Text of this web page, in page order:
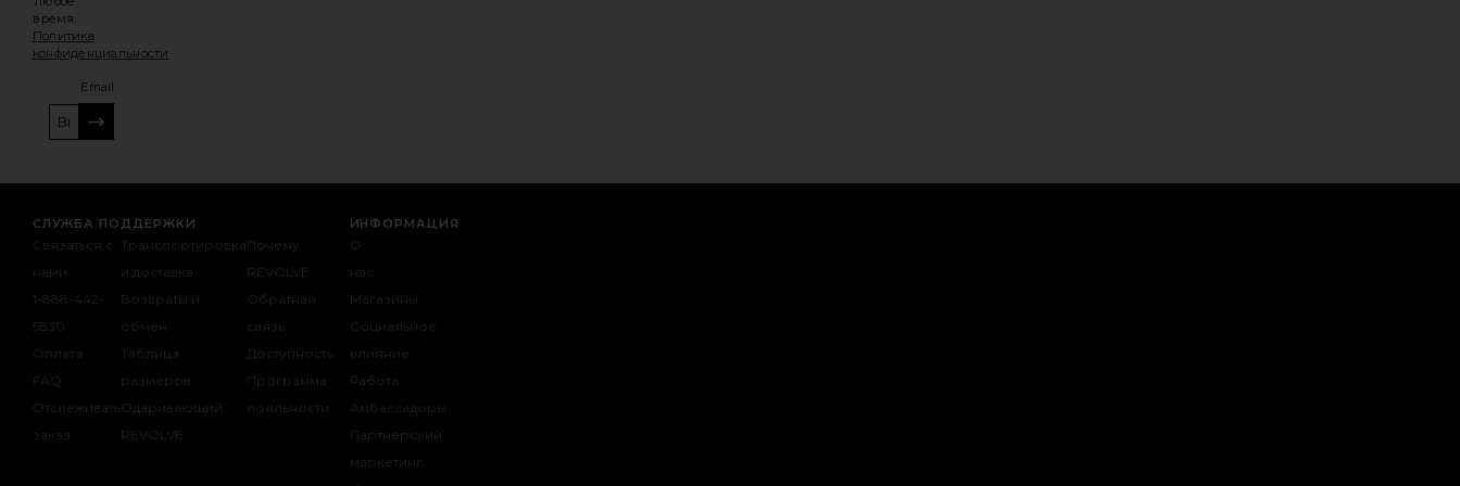
время.
Политика
конфиденциальности
Email
СЛУЖБА ПОДДЕРЖКИ
Связаться с
нами
1-888-442-
5830
Оплата
FAQ
Отслеживать
заказ
Транспортировка
и доставка
Возвраты и
обмен
Таблица
размеров
Одаривающий
REVOLVE
Почему
REVOLVE
Обратная
связь
Доступность
Программа
лояльности
ИНФОРМАЦИЯ
О
нас
Магазины
Социальное
влияние
Работа
Амбассадоры
Партнерский
маркетинг.